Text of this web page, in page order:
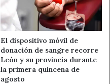
El dispositivo móvil de
donación de sangre recorre
León y su provincia durante
la primera quincena de
agosto